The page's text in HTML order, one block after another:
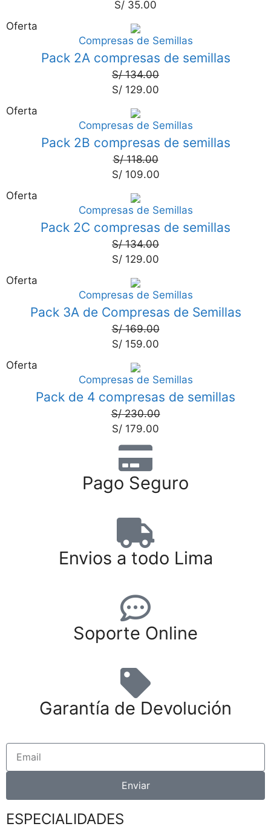
S/ 35.00
Oferta
Compresas de Semillas
Pack 2A compresas de semillas
S/134.00
S/ 129.00
Oferta
Compresas de Semillas
Pack 2B compresas de semillas
S/118.00
S/109.00
Oferta
Compresas de Semillas
Pack 2C compresas de semillas
S/134.00
S/ 129.00
Oferta
Compresas de Semillas
Pack 3A de Compresas de Semillas
S/169.00
S/ 159.00
Oferta
Compresas de Semillas
Pack de 4 compresas de semillas
S/230.00
S/ 179.00
Pago Seguro
Envios a todo Lima
Soporte Online
Garantía de Devolución
Enviar
ESPECIALIDADES